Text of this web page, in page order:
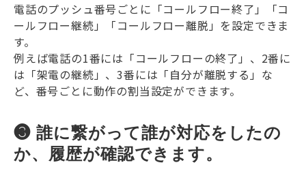
電話のプッシュ番号ごとに「コールフロー終了」「コ
ールフロー継続」「コールフロー離脱」を設定できま
す。
例えば電話の1番には「コールフローの終了」、2番に
は「架電の継続」、3番には「自分が離脱する」な
ど、番号ごとに動作の割当設定ができます。
❸ 誰に繋がって誰が対応をしたの
か、履歴が確認できます。